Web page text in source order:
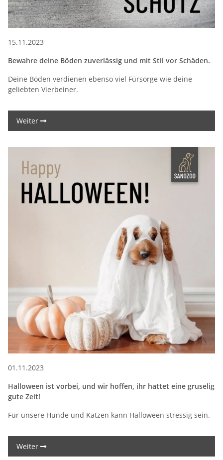
15.11.2023
Bewahre deine Böden zuverlässig und mit Stil vor Schäden.
Deine Böden verdienen ebenso viel Fürsorge wie deine
geliebten Vierbeiner.
Weiter
01.11.2023
Halloween ist vorbei, und wir hoffen, ihr hattet eine gruselig
gute Zeit!
Für unsere Hunde und Katzen kann Halloween stressig sein.
Weiter